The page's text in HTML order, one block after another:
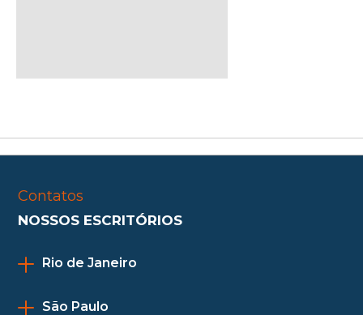
Contatos
NOSSOS ESCRITÓRIOS
Rio de Janeiro
São Paulo